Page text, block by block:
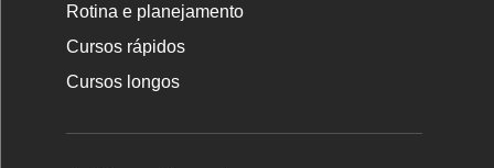
Rotina e planejamento
Cursos rápidos
Cursos longos